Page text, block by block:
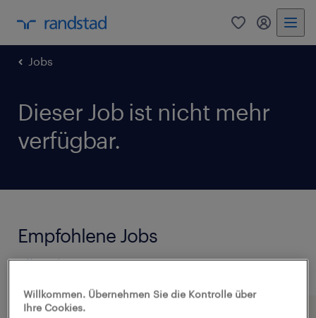
0 Mein
Jobs
Dieser Job ist nicht mehr
verfügbar.
Empfohlene Jobs
Alle Jobs anzeigen
Willkommen. Übernehmen Sie die Kontrolle über
Ihre Cookies.